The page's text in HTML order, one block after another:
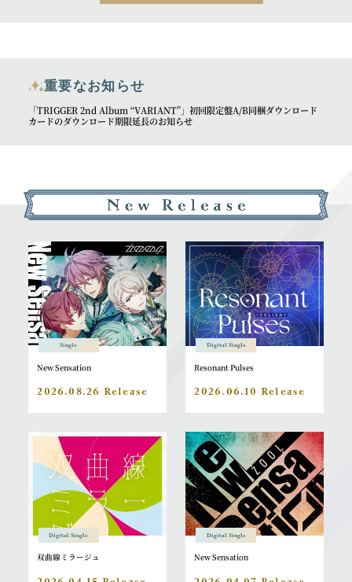
重要なお知らせ
「TRIGGER 2nd Album “VARIANT”」初回限定盤A/B同梱ダウンロード
カードのダウンロード期限延長のお知らせ
Single
New Sensation
2026.08.26 Release
Digital Single
Resonant Pulses
2026.06.10 Release
Digital Single
双曲線ミラージュ
Digital Single
New Sensation